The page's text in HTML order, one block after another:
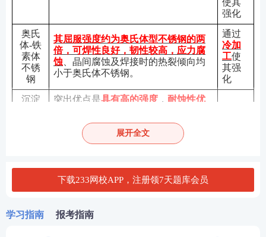
使其
强化
奥氏
体-铁
素体
不锈
钢
其屈服强度约为奥氏体型不锈钢的两
倍，可焊性良好，韧性较高，应力腐
蚀 、晶间腐蚀及焊接时的热裂倾向均
小于奥氏体不锈钢。
通过
冷加
工使
其强
化
沉淀
突出优点是具有高的强度 ， 耐蚀性优
和耐蚀的容器、结构和零件，也
高温零件。
性能和特点
范围
展开全文
下载233网校APP，注册领7天题库会员
学习指南 报考指南